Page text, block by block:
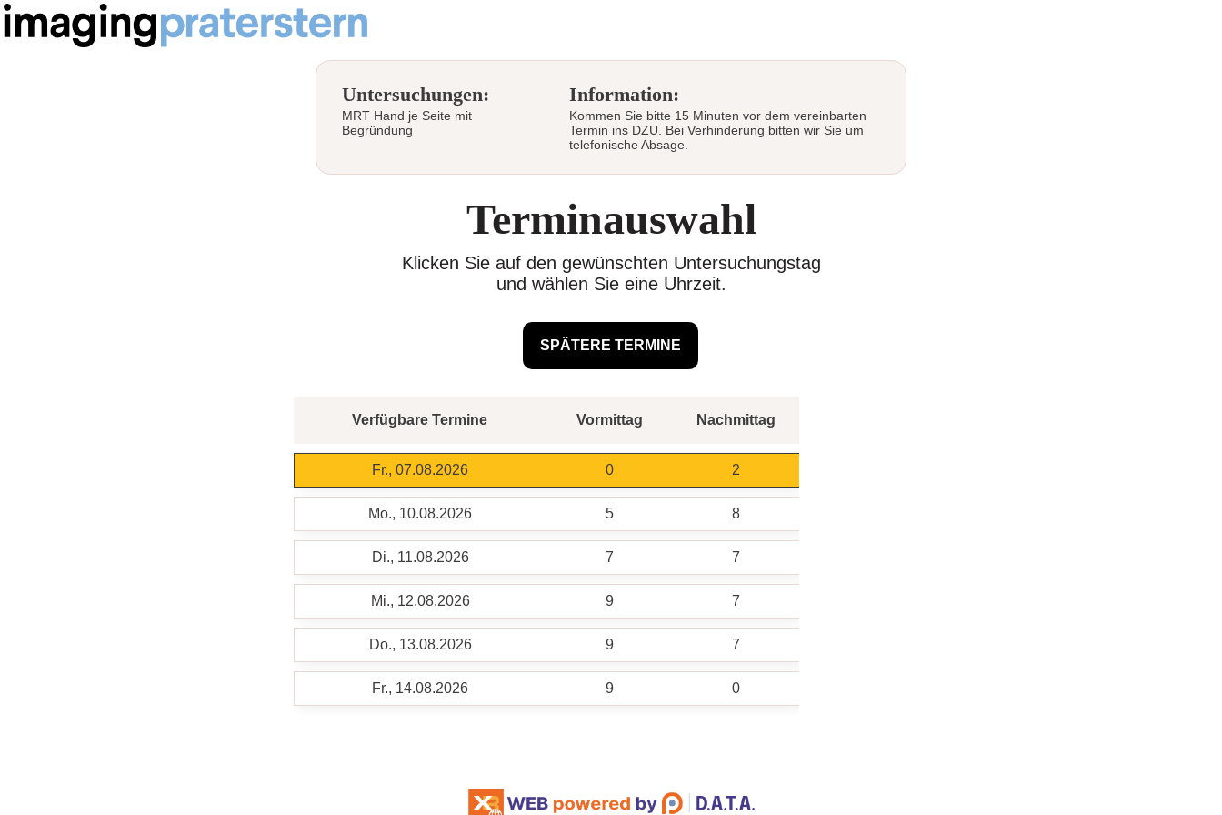
Untersuchungen:
MRT Hand je Seite mit
Begründung
Information:
Kommen Sie bitte 15 Minuten vor dem vereinbarten
Termin ins DZU. Bei Verhinderung bitten wir Sie um
telefonische Absage.
Terminauswahl
Klicken Sie auf den gewünschten Untersuchungstag
und wählen Sie eine Uhrzeit.
Verfügbare Termine Vormittag Nachmittag
Fr., 07.08.2026 0 2
Mo., 10.08.2026 5 8
Di., 11.08.2026 7 7
Mi., 12.08.2026 9 7
Do., 13.08.2026 9 7
Fr., 14.08.2026 9 0